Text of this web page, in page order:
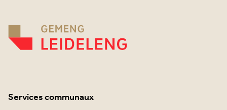
Services communaux